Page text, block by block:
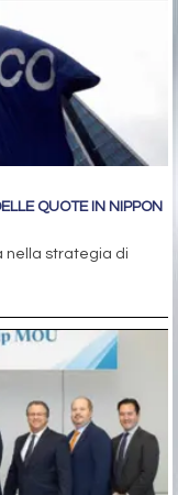
QUOTE IN NIPPON
nella strategia di